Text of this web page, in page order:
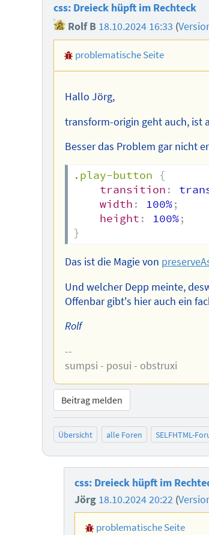
css: Dreieck hüpft im Rechteck
Rolf B 18.10.2024 16:33 (
problematische Seite
Hallo Jörg,
transform-origin geht auch, ist
Besser das Problem gar nicht
.play-button
{
transition :
width : 100%;
height : 100%;
}
Das ist die Magie von
Und welcher Depp meinte,
Offenbar gibt's hier auch ein
Rolf
--
sumpsi - posui - obstruxi
Beitrag melden
Übersicht alle Foren SELFHTML-
css: Dreieck hüpft im
Jörg 18.10.2024 20:22 (
problematische Seite